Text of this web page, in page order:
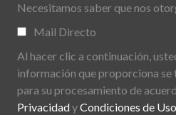
Necesitamos saber que nos
Mail Directo
Al hacer clic a continuación,
información que proporciona
para su procesamiento de
PrivacidadyCondiciones de Uso